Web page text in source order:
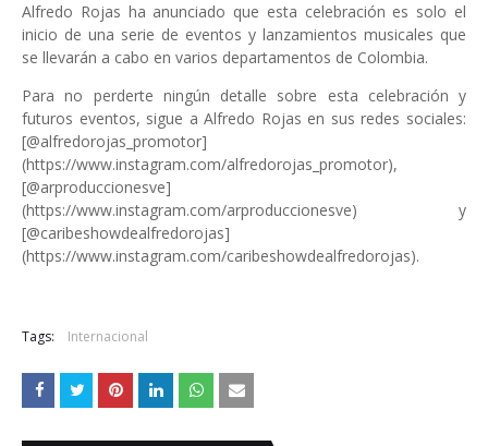
Alfredo Rojas ha anunciado que esta celebración es solo el
inicio de una serie de eventos y lanzamientos musicales que
se llevarán a cabo en varios departamentos de Colombia.
Para no perderte ningún detalle sobre esta celebración y
futuros eventos, sigue a Alfredo Rojas en sus redes sociales:
[@alfredorojas_promotor]
(https://www.instagram.com/alfredorojas_promotor),
[@arproduccionesve]
(https://www.instagram.com/arproduccionesve) y
[@caribeshowdealfredorojas]
(https://www.instagram.com/caribeshowdealfredorojas).
Tags: Internacional